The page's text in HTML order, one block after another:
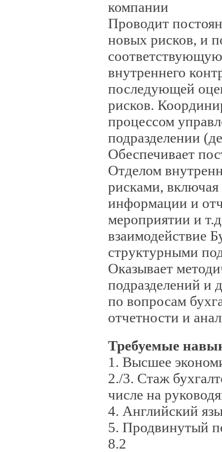
компании
Проводит
новых рисков, и
внутреннего
последующей
рисков.
процессом
подразделении
Обеспечивает
Отделом
рисками,
информации и
мероприятии и
взаимодействие
структурными
Оказывает
подразделений и
по вопросам
отчетности и
Требуемые
1. Высшее
2./3. Стаж
числе на
4. Английский
5. Продвинутый
8.2